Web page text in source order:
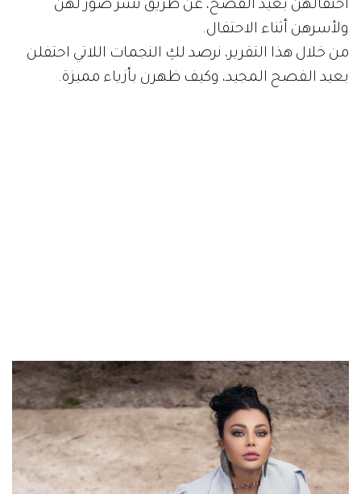
احتفالهن بعيد الفصح، عن طريق نشر صور لهن
ولأسرهن أثناء الاحتفال.
من خلال هذا التقرير، نرصد لكِ النجمات اللاتي احتفلن
بعيد الفصح المجيد، وكيف ظهرن بأزياء مميزة.